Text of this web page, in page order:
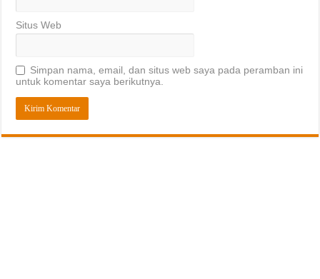
Situs Web
Simpan nama, email, dan situs web saya pada peramban ini
untuk komentar saya berikutnya.